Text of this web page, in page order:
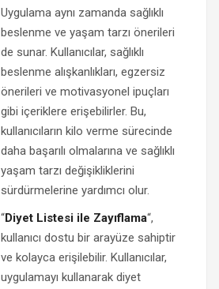
Uygulama aynı zamanda sağlıklı
beslenme ve yaşam tarzı önerileri
de sunar. Kullanıcılar, sağlıklı
beslenme alışkanlıkları, egzersiz
önerileri ve motivasyonel ipuçları
gibi içeriklere erişebilirler. Bu,
kullanıcıların kilo verme sürecinde
daha başarılı olmalarına ve sağlıklı
yaşam tarzı değişikliklerini
sürdürmelerine yardımcı olur.
“Diyet Listesi ile Zayıflama“,
kullanıcı dostu bir arayüze sahiptir
ve kolayca erişilebilir. Kullanıcılar,
uygulamayı kullanarak diyet